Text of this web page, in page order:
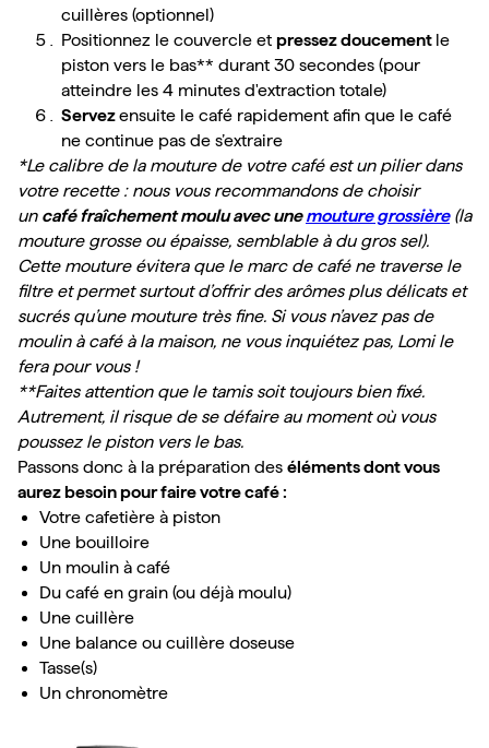
cuillères (optionnel)
Positionnez le couvercle et pressez doucement le
piston vers le bas** durant 30 secondes (pour
atteindre les 4 minutes d'extraction totale)
Servez ensuite le café rapidement afin que le café
ne continue pas de s’extraire
*Le calibre de la mouture de votre café est un pilier dans
votre recette : nous vous recommandons de choisir
un café fraîchement moulu avec une mouture grossière (la
mouture grosse ou épaisse, semblable à du gros sel).
Cette mouture évitera que le marc de café ne traverse le
filtre et permet surtout d’offrir des arômes plus délicats et
sucrés qu’une mouture très fine. Si vous n’avez pas de
moulin à café à la maison, ne vous inquiétez pas, Lomi le
fera pour vous !
**Faites attention que le tamis soit toujours bien fixé.
Autrement, il risque de se défaire au moment où vous
poussez le piston vers le bas.
Passons donc à la préparation des éléments dont vous
aurez besoin pour faire votre café :
Votre cafetière à piston
Une bouilloire
Un moulin à café
Du café en grain (ou déjà moulu)
Une cuillère
Une balance ou cuillère doseuse
Tasse(s)
Un chronomètre